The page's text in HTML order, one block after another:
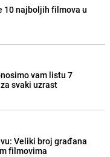
10 najboljih filmova u
vam listu 7
svaki uzrast
Veliki broj građana
filmovima